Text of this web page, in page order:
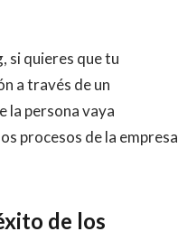
si quieres que tu
a través de un
la persona vaya
procesos de la empresa
de los